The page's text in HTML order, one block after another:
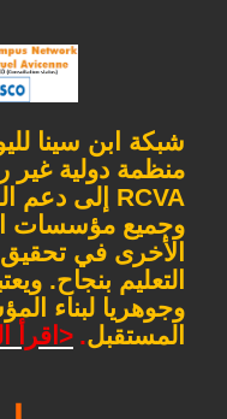
شبكة ابن سينا
منظمة دولية غير
RCVA إلى دعم
وجميع مؤسسات
الأخرى في
التعليم بنجاح.
وجوهريا لبناء
المستقبل. <اقرأ